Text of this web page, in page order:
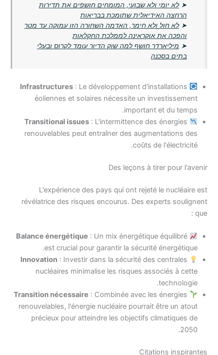
➤לא יומי ולא שבועי, המומחים חושפים את תדירות
הרחצה האידיאלית שתומכת בבריאות
➤לא חול ולא חימר, האדמה השחורה הזו עמוקה עד מטר
והפכה את אוקראינה לממלכת החקלאות
➤ מיליארדר חושף למה שוק הדיור עומד לקרוס ובעלי
בתים בסכנה
Infrastructures: Le développement d'installations
éoliennes et solaires nécessite un investissement
important et du temps.
Transitional issues: L'intermittence des énergies
renouvelables peut entraîner des augmentations des
coûts de l'électricité.
Des leçons à tirer pour l'avenir
L'expérience des pays qui ont rejeté le nucléaire est
révélatrice des risques encourus. Des experts soulignent
que :
Balance énergétique : Un mix énergétique équilibré
est crucial pour garantir la sécurité énergétique.
Innovation: Investir dans la sécurité des centrales
nucléaires minimalise les risques associés à cette
technologie.
Transition nécessaire : Combinée avec les énergies
renouvelables, l'énergie nucléaire pourrait être un atout
précieux pour atteindre les objectifs climatiques de
2050.
Citations inspirantes